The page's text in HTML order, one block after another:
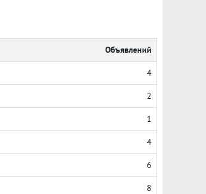
Объявлений
4
2
1
4
6
8